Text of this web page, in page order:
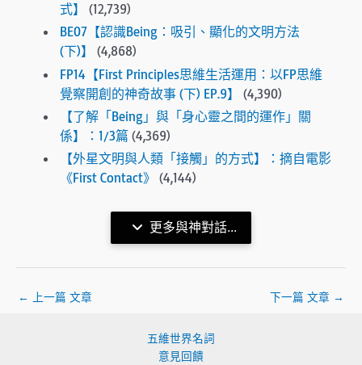
式】
(12,739)
BE07【認識Being：吸引、顯化的文明方法
(下)】
(4,868)
FP14【First Principles思維生活運用：以FP思維
覺察開創的神奇故事 (下) EP.9】
(4,390)
【了解「Being」與「身心靈之間的運作」關
係】：1/3篇 (4,369)
【外星文明與人類「接觸」的方式】：摘自電影
《First Contact》
(4,144)
更多與神對話...
← 上一篇 文章 下一篇 文章 →
五維世界名詞
意見回饋